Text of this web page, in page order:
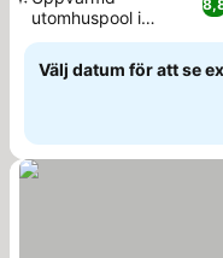
utomhuspool i
resortstil
Välj datum för att se